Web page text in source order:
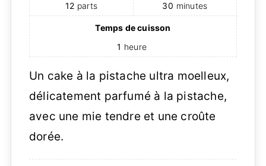
12 parts
30 minutes
Temps de cuisson
1 heure
Un cake à la pistache ultra moelleux,
délicatement parfumé à la pistache,
avec une mie tendre et une croûte
dorée.